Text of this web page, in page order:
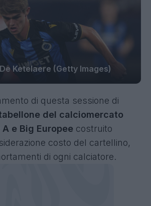
Ketelaere (Getty Images)
di questa sessione di
del calciomercato
e Big Europee costruito
costo del cartellino,
di ogni calciatore.